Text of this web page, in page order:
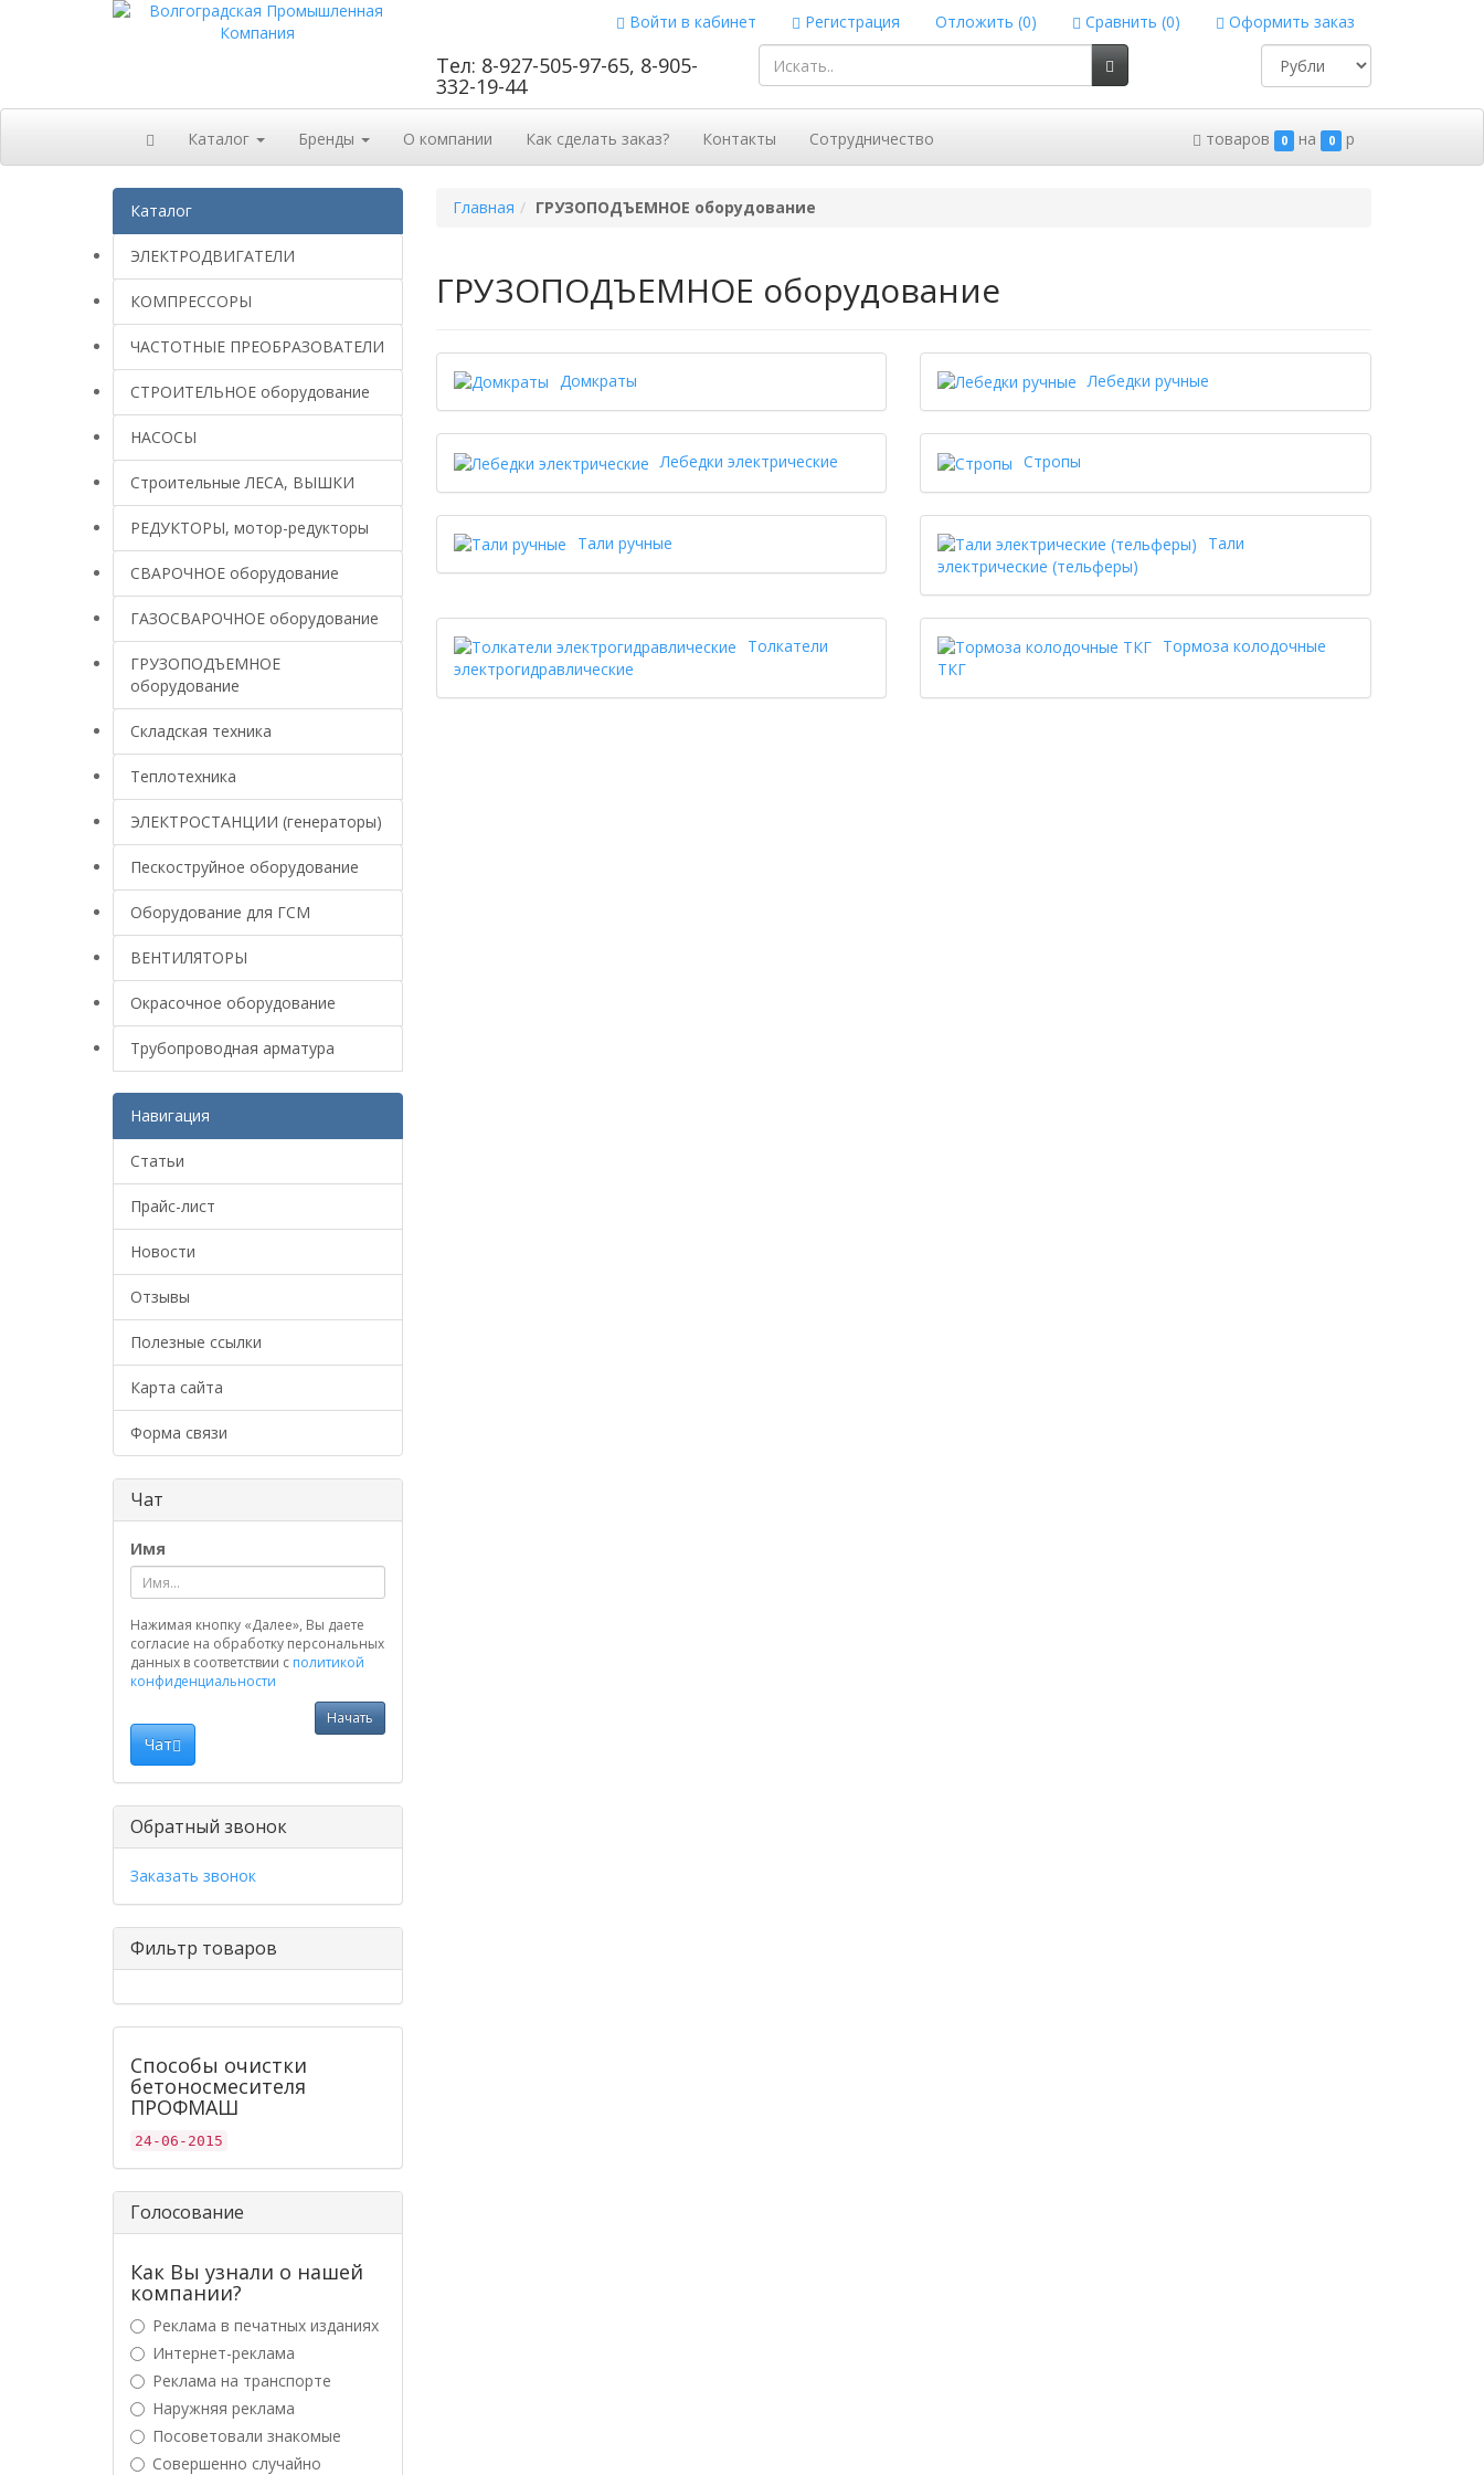
Войти в кабинет Регистрация Отложить (0) Сравнить (0) Оформить заказ
Тел: 8-927-505-97-65, 8-905-
332-19-44
Каталог Бренды О компании Как сделать заказ? Контакты Сотрудничество товаров 0 на 0 p
Каталог
ЭЛЕКТРОДВИГАТЕЛИ
КОМПРЕССОРЫ
ЧАСТОТНЫЕ ПРЕОБРАЗОВАТЕЛИ
СТРОИТЕЛЬНОЕ оборудование
НАСОСЫ
Строительные ЛЕСА, ВЫШКИ
РЕДУКТОРЫ, мотор-редукторы
СВАРОЧНОЕ оборудование
ГАЗОСВАРОЧНОЕ оборудование
ГРУЗОПОДЪЕМНОЕ
оборудование
Складская техника
Теплотехника
ЭЛЕКТРОСТАНЦИИ (генераторы)
Пескоструйное оборудование
Оборудование для ГСМ
ВЕНТИЛЯТОРЫ
Окрасочное оборудование
Трубопроводная арматура
Навигация
Статьи
Прайс-лист
Новости
Отзывы
Полезные ссылки
Карта сайта
Форма связи
Чат
Имя
Нажимая кнопку «Далее», Вы даете
согласие на обработку персональных
данных в соответствии с политикой
конфиденциальности
Начать
Чат
Обратный звонок
Заказать звонок
Фильтр товаров
Способы очистки
бетоносмесителя
ПРОФМАШ
24-06-2015
Голосование
Как Вы узнали о нашей
компании?
Реклама в печатных изданиях
Интернет-реклама
Реклама на транспорте
Наружняя реклама
Посоветовали знакомые
Совершенно случайно
Главная ГРУЗОПОДЪЕМНОЕ оборудование
ГРУЗОПОДЪЕМНОЕ оборудование
Домкраты Лебедки ручные
Лебедки электрические Стропы
Тали ручные
Тали
электрические (тельферы)
Толкатели
электрогидравлические
Тормоза колодочные
ТКГ